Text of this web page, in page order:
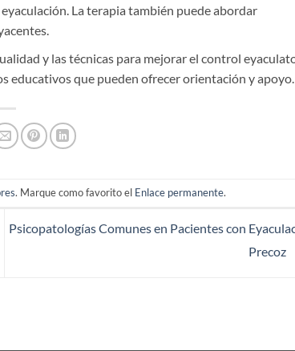
La terapia también puede abordar
y las técnicas para mejorar el control
educativos que pueden ofrecer orientación y apoyo.
. Marque como favorito el Enlace permanente.
Psicopatologías Comunes en Pacientes con
Precoz